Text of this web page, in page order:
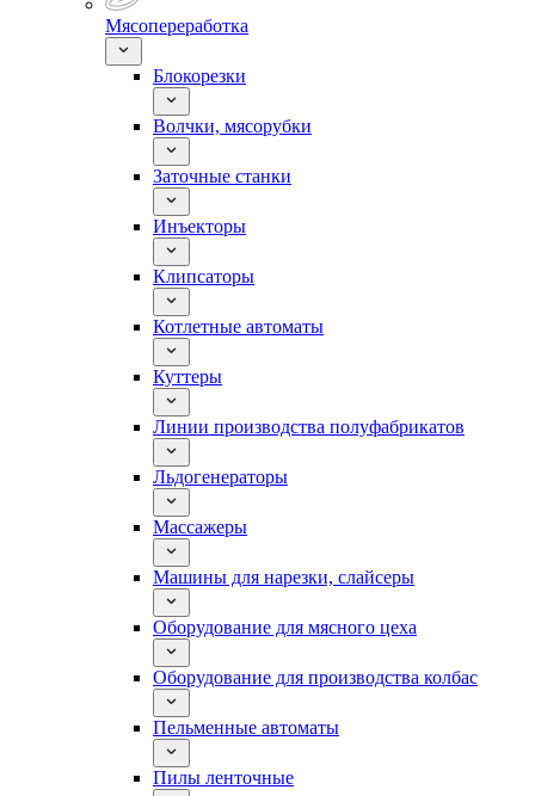
Мясопереработка
Блокорезки
Волчки, мясорубки
Заточные станки
Инъекторы
Клипсаторы
Котлетные автоматы
Куттеры
Линии производства полуфабрикатов
Льдогенераторы
Массажеры
Машины для нарезки, слайсеры
Оборудование для мясного цеха
Оборудование для производства колбас
Пельменные автоматы
Пилы ленточные